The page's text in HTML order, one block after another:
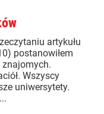
artykułu
postanowiłem
Wszyscy
uniwersytety.